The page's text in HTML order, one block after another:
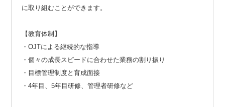
に取り組むことができます。
【教育体制】
・OJTによる継続的な指導
・個々の成長スピードに合わせた業務の割り振り
・目標管理制度と育成面接
・4年目、5年目研修、管理者研修など